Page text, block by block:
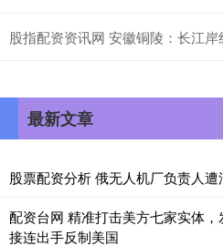
股指配资资讯网 安徽铜陵：长江
最新文章
股票配资分析 俄无人机厂负责人
配资台网 精准打击美方七家实体
接连出手反制美国